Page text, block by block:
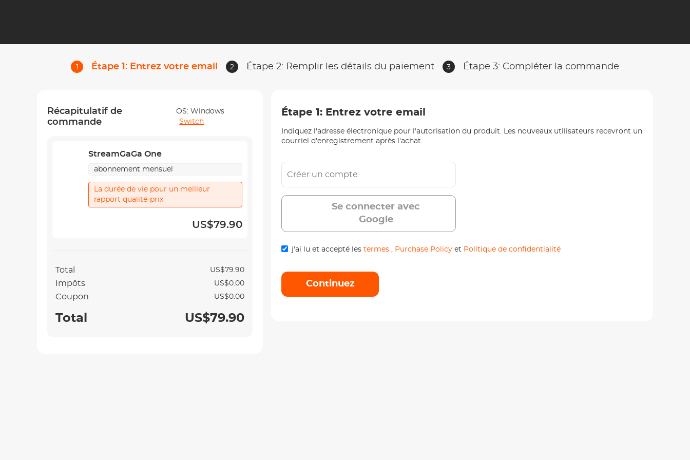
Étape 1: Entrez votre email 2 Étape 2: Remplir les détails du paiement 3 Étape 3: Compléter la commande
Récapitulatif de
commande
OS: Windows
Switch
StreamGaGa One
abonnement mensuel
abonnement annuel US$179.90
plan à vie US$369.90
qu'est-ce que c'est ?
La durée de vie pour un meilleur
rapport qualité-prix
US$79.90
Total US$79.90
Impôts US$0.00
Coupon -US$0.00
Total US$79.90
Étape 1: Entrez votre email
Indiquez l'adresse électronique pour l'autorisation du produit. Les nouveaux utilisateurs recevront un
courriel d'enregistrement après l'achat.
Se connecter avec
Google
j'ai lu et accepté les termes , Purchase Policy et Politique de confidentialité
Continuez